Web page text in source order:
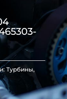
Турбины,